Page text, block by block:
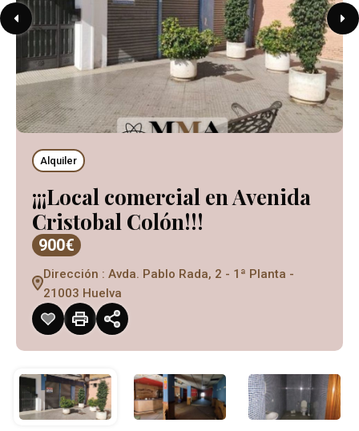
Alquiler
¡¡¡Local comercial en Avenida
Cristobal Colón!!!
900€
Dirección : Avda. Pablo Rada, 2 - 1ª Planta -
21003 Huelva